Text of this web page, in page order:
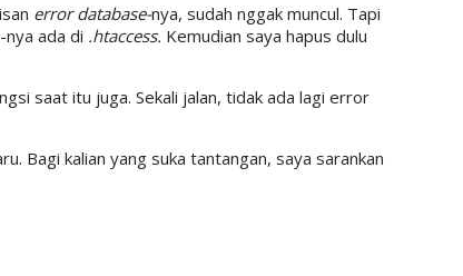
error database-nya, sudah nggak muncul. Tapi
ada di .htaccess. Kemudian saya hapus dulu
saat itu juga. Sekali jalan, tidak ada lagi error
Bagi kalian yang suka tantangan, saya sarankan